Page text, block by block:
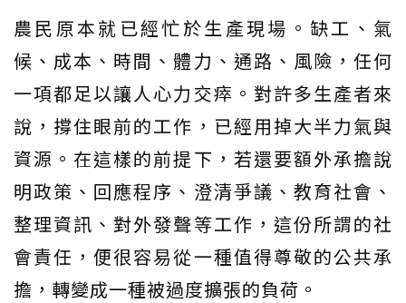
農民原本就已經忙於生產現場。缺工、氣
候、成本、時間、體力、通路、風險，任何
一項都足以讓人心力交瘁。對許多生產者來
說，撐住眼前的工作，已經用掉大半力氣與
資源。在這樣的前提下，若還要額外承擔說
明政策、回應程序、澄清爭議、教育社會、
整理資訊、對外發聲等工作，這份所謂的社
會責任，便很容易從一種值得尊敬的公共承
擔，轉變成一種被過度擴張的負荷。